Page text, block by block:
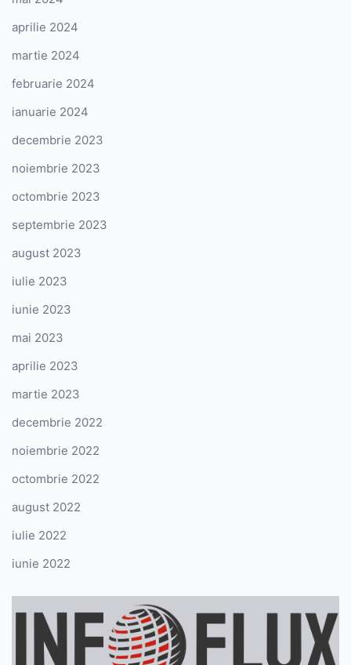
aprilie 2024
martie 2024
februarie 2024
ianuarie 2024
decembrie 2023
noiembrie 2023
octombrie 2023
septembrie 2023
august 2023
iulie 2023
iunie 2023
mai 2023
aprilie 2023
martie 2023
decembrie 2022
noiembrie 2022
octombrie 2022
august 2022
iulie 2022
iunie 2022